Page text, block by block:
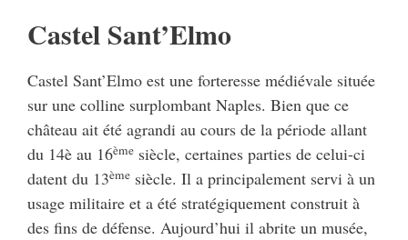
Castel Sant’Elmo
Castel Sant’Elmo est une forteresse médiévale située
sur une colline surplombant Naples. Bien que ce
château ait été agrandi au cours de la période allant
du 14è au 16ème siècle, certaines parties de celui-ci
datent du 13ème siècle. Il a principalement servi à un
usage militaire et a été stratégiquement construit à
des fins de défense. Aujourd’hui il abrite un musée,